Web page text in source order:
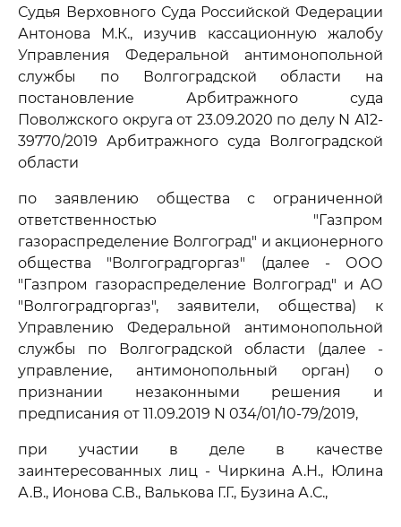
Судья Верховного Суда Российской Федерации
Антонова М.К., изучив кассационную жалобу
Управления Федеральной антимонопольной
службы по Волгоградской области на
постановление Арбитражного суда
Поволжского округа от 23.09.2020 по делу N А12-
39770/2019 Арбитражного суда Волгоградской
области
по заявлению общества с ограниченной
ответственностью "Газпром
газораспределение Волгоград" и акционерного
общества "Волгоградгоргаз" (далее - ООО
"Газпром газораспределение Волгоград" и АО
"Волгоградгоргаз", заявители, общества) к
Управлению Федеральной антимонопольной
службы по Волгоградской области (далее -
управление, антимонопольный орган) о
признании незаконными решения и
предписания от 11.09.2019 N 034/01/10-79/2019,
при участии в деле в качестве
заинтересованных лиц - Чиркина А.Н., Юлина
А.В., Ионова С.В., Валькова Г.Г., Бузина А.С.,